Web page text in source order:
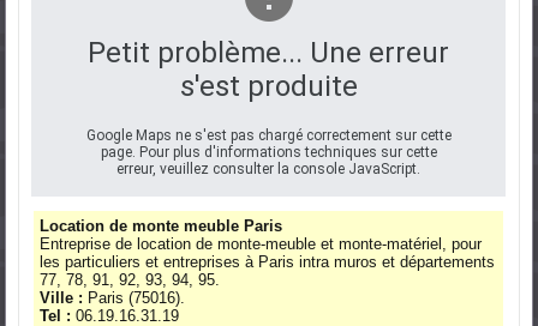
Petit problème... Une erreur
s'est produite
Google Maps ne s'est pas chargé correctement sur cette
page. Pour plus d'informations techniques sur cette
erreur, veuillez consulter la console JavaScript.
Location de monte meuble Paris
Entreprise de location de monte-meuble et monte-matériel, pour
les particuliers et entreprises à Paris intra muros et départements
77, 78, 91, 92, 93, 94, 95.
Ville : Paris (75016).
Tel :06.19.16.31.19